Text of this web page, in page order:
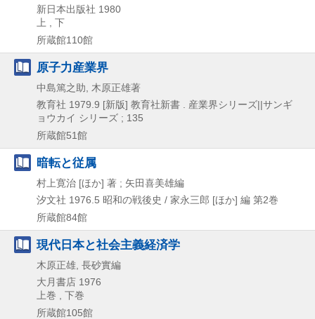
新日本出版社 1980
上 , 下
所蔵館110館
原子力産業界
中島篤之助, 木原正雄著
教育社 1979.9 [新版] 教育社新書 . 産業界シリーズ||サンギ
ョウカイ シリーズ ; 135
所蔵館51館
暗転と従属
村上寛治 [ほか] 著 ; 矢田喜美雄編
汐文社 1976.5 昭和の戦後史 / 家永三郎 [ほか] 編 第2巻
所蔵館84館
現代日本と社会主義経済学
木原正雄, 長砂實編
大月書店 1976
上巻 , 下巻
所蔵館105館